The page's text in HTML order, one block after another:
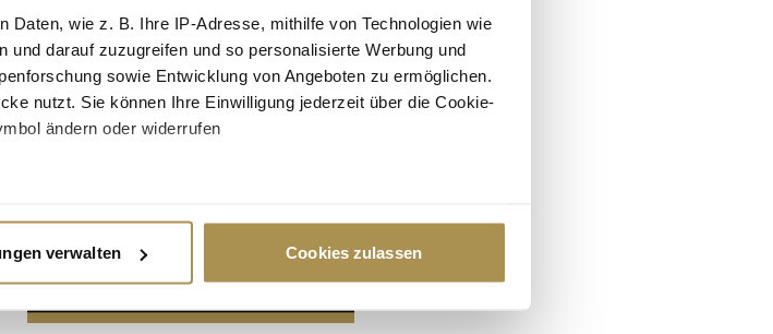
Daten, wie z. B. Ihre IP-Adresse, mithilfe von Technologien wie
darauf zuzugreifen und so personalisierte Werbung und
sowie Entwicklung von Angeboten zu ermöglichen.
nutzt. Sie können Ihre Einwilligung jederzeit über die Cookie-
ändern oder widerrufen
werden, und legen Sie Ihre Präferenzen im
verwalten Cookies zulassen
Advertisement